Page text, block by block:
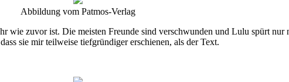
Abbildung vom Patmos-Verlag
wie zuvor ist. Die meisten Freunde sind verschwunden und Lulu spürt
sie mir teilweise tiefgründiger erschienen, als der Text.